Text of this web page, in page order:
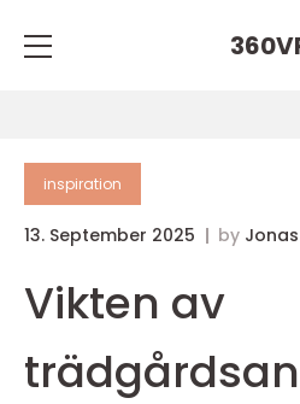
inspiration
13. September 2025 by
Vikten av